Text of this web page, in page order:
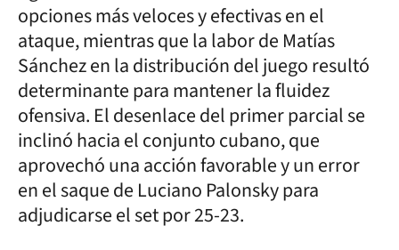
opciones más veloces y efectivas en el
ataque, mientras que la labor de Matías
Sánchez en la distribución del juego resultó
determinante para mantener la fluidez
ofensiva. El desenlace del primer parcial se
inclinó hacia el conjunto cubano, que
aprovechó una acción favorable y un error
en el saque de Luciano Palonsky para
adjudicarse el set por 25-23.